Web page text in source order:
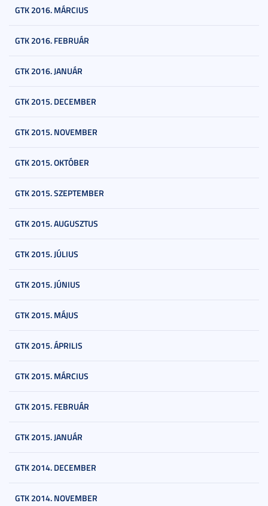
GTK 2016. MÁRCIUS
GTK 2016. FEBRUÁR
GTK 2016. JANUÁR
GTK 2015. DECEMBER
GTK 2015. NOVEMBER
GTK 2015. OKTÓBER
GTK 2015. SZEPTEMBER
GTK 2015. AUGUSZTUS
GTK 2015. JÚLIUS
GTK 2015. JÚNIUS
GTK 2015. MÁJUS
GTK 2015. ÁPRILIS
GTK 2015. MÁRCIUS
GTK 2015. FEBRUÁR
GTK 2015. JANUÁR
GTK 2014. DECEMBER
GTK 2014. NOVEMBER